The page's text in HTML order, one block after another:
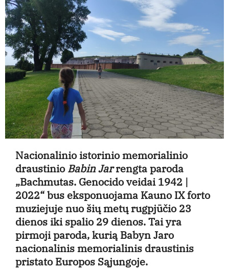
Nacionalinio istorinio memorialinio
draustinioBabin Jarrengta paroda
„Bachmutas. Genocido veidai 1942 |
2022“ bus eksponuojama Kauno IX forto
muziejuje nuo šių metų rugpjūčio 23
dienos iki spalio 29 dienos. Tai yra
pirmoji paroda, kurią Babyn Jaro
nacionalinis memorialinis draustinis
pristato Europos Sąjungoje.